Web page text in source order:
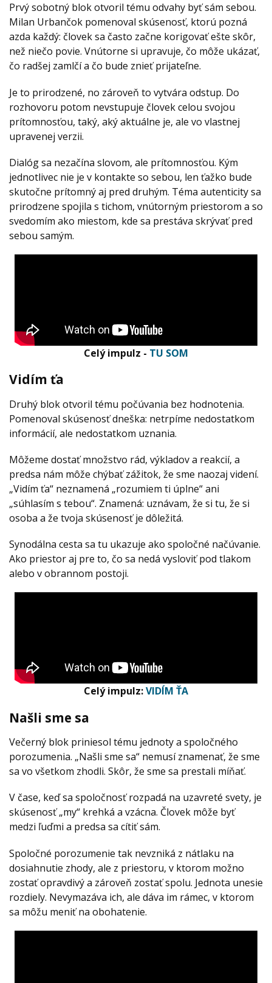
Prvý sobotný blok otvoril tému odvahy byť sám sebou.
Milan Urbančok pomenoval skúsenosť, ktorú pozná
azda každý: človek sa často začne korigovať ešte skôr,
než niečo povie. Vnútorne si upravuje, čo môže ukázať,
čo radšej zamlčí a čo bude znieť prijateľne.
Je to prirodzené, no zároveň to vytvára odstup. Do
rozhovoru potom nevstupuje človek celou svojou
prítomnosťou, taký, aký aktuálne je, ale vo vlastnej
upravenej verzii.
Dialóg sa nezačína slovom, ale prítomnosťou. Kým
jednotlivec nie je v kontakte so sebou, len ťažko bude
skutočne prítomný aj pred druhým. Téma autenticity sa
prirodzene spojila s tichom, vnútorným priestorom a so
svedomím ako miestom, kde sa prestáva skrývať pred
sebou samým.
Celý impulz - TU SOM
Vidím ťa
Druhý blok otvoril tému počúvania bez hodnotenia.
Pomenoval skúsenosť dneška: netrpíme nedostatkom
informácií, ale nedostatkom uznania.
Môžeme dostať množstvo rád, výkladov a reakcií, a
predsa nám môže chýbať zážitok, že sme naozaj videní.
„Vidím ťa“ neznamená „rozumiem ti úplne“ ani
„súhlasím s tebou“. Znamená: uznávam, že si tu, že si
osoba a že tvoja skúsenosť je dôležitá.
Synodálna cesta sa tu ukazuje ako spoločné načúvanie.
Ako priestor aj pre to, čo sa nedá vysloviť pod tlakom
alebo v obrannom postoji.
Celý impulz:VIDÍM ŤA
Našli sme sa
Večerný blok priniesol tému jednoty a spoločného
porozumenia. „Našli sme sa“ nemusí znamenať, že sme
sa vo všetkom zhodli. Skôr, že sme sa prestali míňať.
V čase, keď sa spoločnosť rozpadá na uzavreté svety, je
skúsenosť „my“ krehká a vzácna. Človek môže byť
medzi ľuďmi a predsa sa cítiť sám.
Spoločné porozumenie tak nevzniká z nátlaku na
dosiahnutie zhody, ale z priestoru, v ktorom možno
zostať opravdivý a zároveň zostať spolu. Jednota unesie
rozdiely. Nevymazáva ich, ale dáva im rámec, v ktorom
sa môžu meniť na obohatenie.